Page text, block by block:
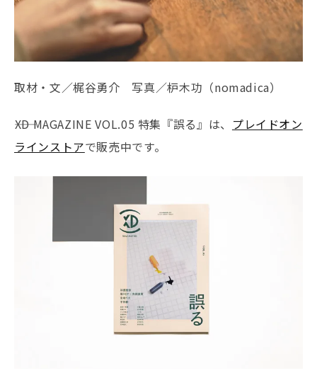
取材・文／梶谷勇介 写真／枦木功（nomadica）
――XD MAGAZINE VOL.05 特集『誤る』は、 プレイドオン
ラインストアで販売中です。